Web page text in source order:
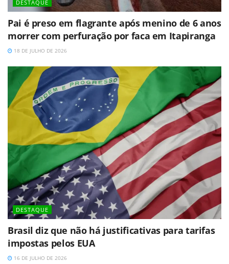
DESTAQUE
Pai é preso em flagrante após menino de 6 anos
morrer com perfuração por faca em Itapiranga
18 DE JULHO DE 2026
DESTAQUE
Brasil diz que não há justificativas para tarifas
impostas pelos EUA
16 DE JULHO DE 2026